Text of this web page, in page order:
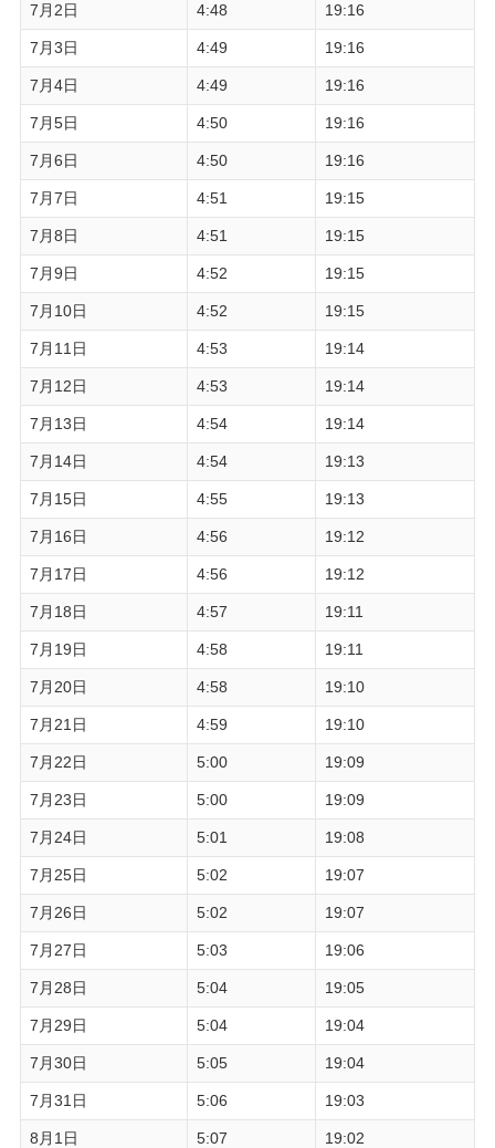
7月2日 4:48 19:16
7月3日 4:49 19:16
7月4日 4:49 19:16
7月5日 4:50 19:16
7月6日 4:50 19:16
7月7日 4:51 19:15
7月8日 4:51 19:15
7月9日 4:52 19:15
7月10日 4:52 19:15
7月11日 4:53 19:14
7月12日 4:53 19:14
7月13日 4:54 19:14
7月14日 4:54 19:13
7月15日 4:55 19:13
7月16日 4:56 19:12
7月17日 4:56 19:12
7月18日 4:57 19:11
7月19日 4:58 19:11
7月20日 4:58 19:10
7月21日 4:59 19:10
7月22日 5:00 19:09
7月23日 5:00 19:09
7月24日 5:01 19:08
7月25日 5:02 19:07
7月26日 5:02 19:07
7月27日 5:03 19:06
7月28日 5:04 19:05
7月29日 5:04 19:04
7月30日 5:05 19:04
7月31日 5:06 19:03
8月1日 5:07 19:02